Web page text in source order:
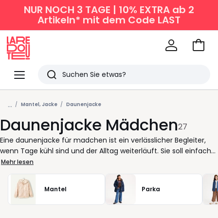
NUR NOCH 3 TAGE | 10% EXTRA ab 2
Artikeln* mit dem Code LAST
Menü
Redoute
Suchen
Zuletzt
angesehen
Artikel
Zum
... Mantel, Jacke Daunenjacke
Daunenjacke Mädchen27
Eine daunenjacke für madchen ist ein verlässlicher Begleiter,
wenn Tage kühl sind und der Alltag weiterläuft. Sie soll einfach
funktionieren. Leicht anziehen, angenehm tragen und
Bewegungsfreiheit lassen. Genau darauf kommt es an, wenn
kinder draußen unterwegs sind oder zwischen Schule, Freizeit
und Terminen wechseln. Bei La Redoute finden Sie Modelle, die
Wärme gleichmäßig verteilen und nicht beschweren. Eine gut
Mehr lesen
Mantel Parka